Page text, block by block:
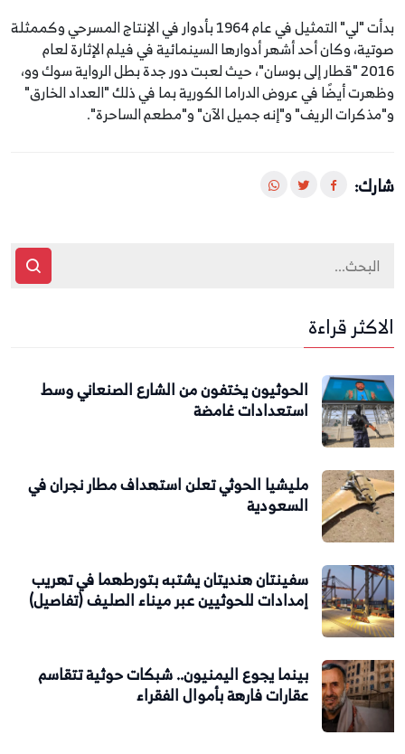
بدأت "لي" التمثيل في عام 1964 بأدوار في الإنتاج المسرحي وكممثلة
صوتية، وكان أحد أشهر أدوارها السينمائية في فيلم الإثارة لعام
2016 "قطار إلى بوسان"، حيث لعبت دور جدة بطل الرواية سوك وو،
وظهرت أيضًا في عروض الدراما الكورية بما في ذلك "العداد الخارق"
و"مذكرات الريف" و"إنه جميل الآن" و"مطعم الساحرة".
شارك:
الاكثر قراءة
الحوثيون يختفون من الشارع الصنعاني وسط
استعدادات غامضة
مليشيا الحوثي تعلن استهداف مطار نجران في
السعودية
سفينتان هنديتان يشتبه بتورطهما في تهريب
إمدادات للحوثيين عبر ميناء الصليف (تفاصيل)
بينما يجوع اليمنيون.. شبكات حوثية تتقاسم
عقارات فارهة بأموال الفقراء